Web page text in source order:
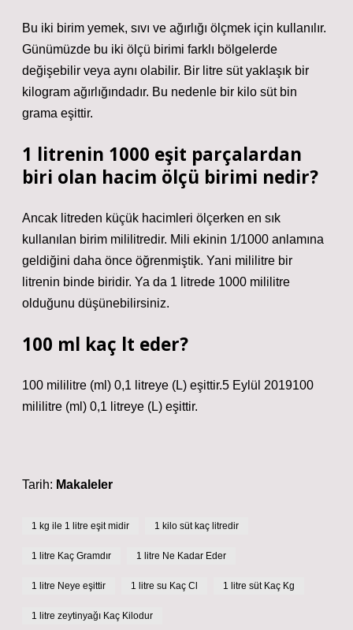
Bu iki birim yemek, sıvı ve ağırlığı ölçmek için kullanılır.
Günümüzde bu iki ölçü birimi farklı bölgelerde
değişebilir veya aynı olabilir. Bir litre süt yaklaşık bir
kilogram ağırlığındadır. Bu nedenle bir kilo süt bin
grama eşittir.
1 litrenin 1000 eşit parçalardan
biri olan hacim ölçü birimi nedir?
Ancak litreden küçük hacimleri ölçerken en sık
kullanılan birim mililitredir. Mili ekinin 1/1000 anlamına
geldiğini daha önce öğrenmiştik. Yani mililitre bir
litrenin binde biridir. Ya da 1 litrede 1000 mililitre
olduğunu düşünebilirsiniz.
100 ml kaç lt eder?
100 mililitre (ml) 0,1 litreye (L) eşittir.5 Eylül 2019100
mililitre (ml) 0,1 litreye (L) eşittir.
Tarih: Makaleler
1 kg ile 1 litre eşit midir 1 kilo süt kaç litredir
1 litre Kaç Gramdır 1 litre Ne Kadar Eder
1 litre Neye eşittir 1 litre su Kaç Cl 1 litre süt Kaç Kg
1 litre zeytinyağı Kaç Kilodur